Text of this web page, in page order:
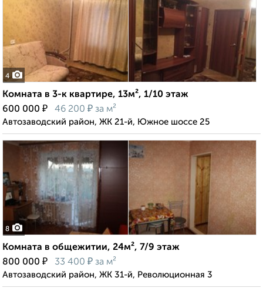
4
Комната в 3-к квартире, 13м², 1/10 этаж
600 000 ₽ 46 200 ₽ за м²
Автозаводский район, ЖК 21-й, Южное шоссе 25
8
Комната в общежитии, 24м², 7/9 этаж
800 000 ₽ 33 400 ₽ за м²
Автозаводский район, ЖК 31-й, Революционная 3